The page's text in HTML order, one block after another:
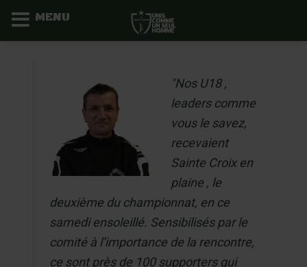
"Nos U18 ,
leaders comme
vous le savez,
recevaient
Sainte Croix en
plaine , le
deuxième du championnat, en ce
samedi ensoleillé. Sensibilisés par le
comité à l’importance de la rencontre,
ce sont près de 100 supporters qui
MENU